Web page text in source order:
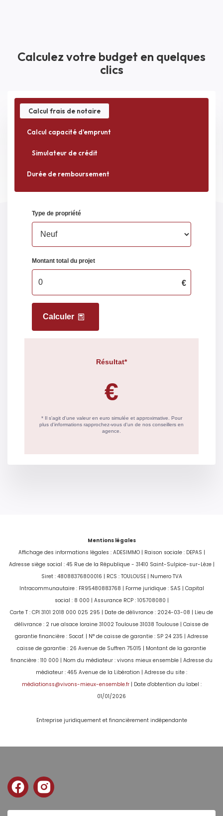
Consommation
énergie finale
énergie primaire
Valeur
consommation
consommation
énergie finale
Gaz Effet de Serre
Valeur Gaz Effet de
serre
399 Kg CO2/m2/an
Montant minimum
estimé des
dépenses
annuelles
d'énergie pour un
usage standard
1012 EUR
maximum estimé
80
Montant estimé des dépenses annuelles d'énergie
pour un usage standard entre 1012€ et 1370€.
indexées aux années 2021,2022 et 2023
(abonnement compris).
Calculez votre budget en quelques
clics
Calcul frais de notaire
Calcul capacité d'emprunt
Simulateur de crédit
Durée de remboursement
Mentions légales
Affichage des informations légales : ADESIMMO | Raison sociale : DEPAS |
Adresse siège social : 45 Rue de la République - 31410 Saint-Sulpice-sur-Lèze |
Siret : 48088376800016 | RCS : TOULOUSE | Numero TVA
Intracommunautaire : FR95480883768 | Forme juridique : SAS | Capital
social : 8 000 | Assurance RCP : 105708080 |
Carte T : CPI 3101 2018 000 025 295 | Date de délivrance : 2024-03-08 | Lieu de
délivrance : 2 rue alsace loraine 31002 Toulouse 31038 Toulouse | Caisse de
garantie financière : Socaf. | N° de caisse de garantie : SP 24 235 | Adresse
caisse de garantie : 26 Avenue de Suffren 75015 | Montant de la garantie
financière : 110 000 | Nom du médiateur : vivons mieux ensemble | Adresse du
médiateur : 465 Avenue de la Libération | Adresse du site :
médiationss@vivons-mieux-ensemble.fr| Date d'obtention du label :
01/01/2026
Entreprise juridiquement et financièrement indépendante